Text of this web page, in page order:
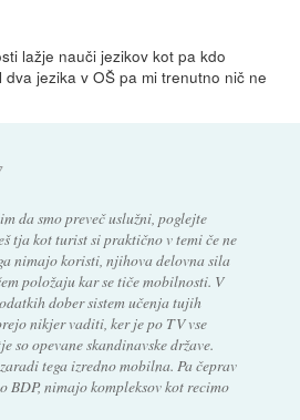
lažje nauči jezikov kot pa kdo
jezika v OŠ pa mi trenutno nič ne
da smo preveč uslužni, poglejte
tja kot turist si praktično v temi če ne
nimajo koristi, njihova delovna sila
položaju kar se tiče mobilnosti. V
dober sistem učenja tujih
nikjer vaditi, ker je po TV vse
so opevane skandinavske države.
tega izredno mobilna. Pa čeprav
BDP, nimajo kompleksov kot recimo